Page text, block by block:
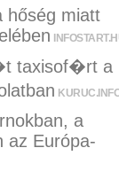
hőség miatt
taxisof�rt a
a
az Európa-